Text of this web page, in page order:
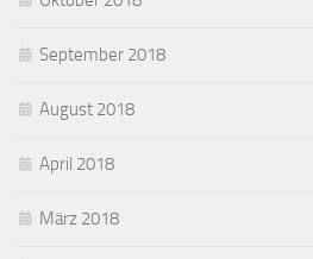
September 2018
August 2018
April 2018
März 2018